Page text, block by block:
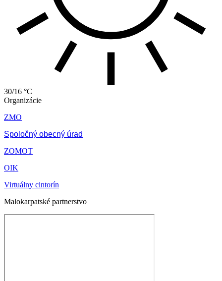
30/16 °C
Organizácie
ZMO
Spoločný obecný úrad
ZOMOT
OIK
Virtuálny cintorín
Malokarpatské partnerstvo